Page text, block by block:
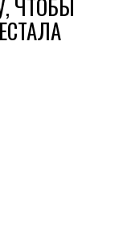
ЧТОБЫ